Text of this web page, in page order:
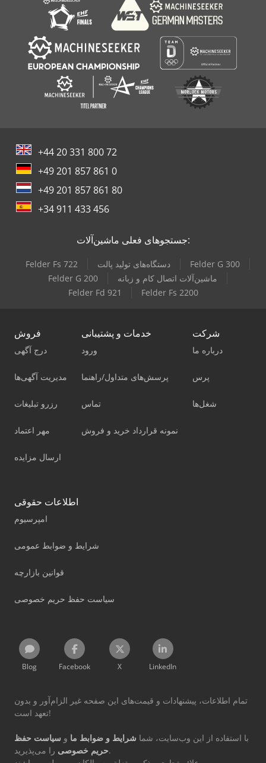
+44 20 331 800 72
+49 201 857 861 0
+49 201 857 861 80
+34 911 433 456
جستجوهای فعلی ماشین‌آلات:
Felder Fs 722 دستگاه‌های تولید پالت
Felder G 300
Felder G 200
ماشین‌آلات اتصال کام و زبانه
Felder Fd 921
Felder Fs 2200
فروش
درج آگهی
مدیریت آگهی‌ها
رزرو تبلیغات
مهر اعتماد
ارسال مزایده
خدمات و پشتیبانی
ورود
پرسش‌های متداول/راهنما
تماس
نمونه قرارداد خرید و فروش
شرکت
درباره ما
پرس
شغل‌ها
اطلاعات حقوقی
امپرسیوم
شرایط و ضوابط عمومی
قوانین بازارچه
سیاست حفظ حریم خصوصی
Blog Facebook X LinkedIn
تمام اطلاعات، پیشنهادات و قیمت‌های این صفحه غیر الزام‌آور و بدون
تعهد است!
با استفاده از این وب‌سایت، شما شرایط و ضوابط ما و سیاست حفظ
حریم خصوصیرا می‌پذیرید.